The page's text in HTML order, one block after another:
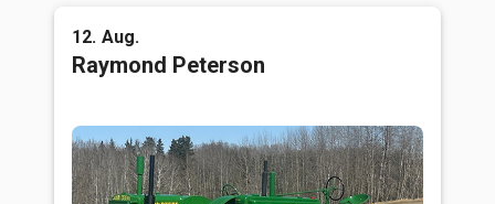
12. Aug.
Raymond Peterson